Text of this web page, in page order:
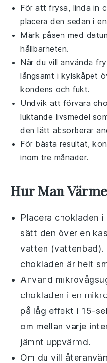
För att frysa, linda in
placera den sedan i
Märk påsen med
hållbarheten.
När du vill använda
långsamt i kylskåpet
kondens och fukt.
Undvik att förvara
luktande livsmedel
den lätt absorberar
För bästa resultat,
inom tre månader.
Hur Man
Placera chokladen i
sätt den över en
vatten (vattenbad).
chokladen är helt
Använd
chokladen i en
på låg effekt i 15-
om mellan varje
jämnt uppvärmd.
Om du vill